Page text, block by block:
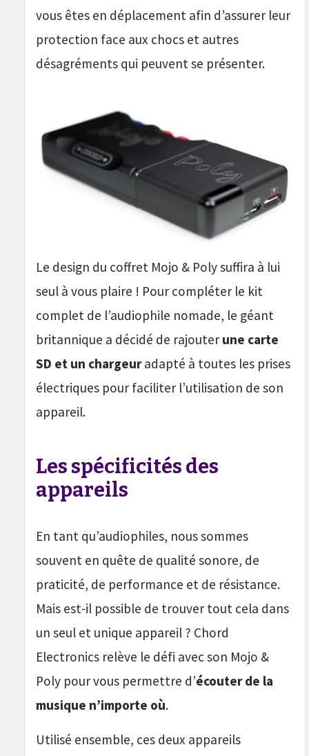
vous êtes en déplacement afin d’assurer leur
protection face aux chocs et autres
désagréments qui peuvent se présenter.
Le design du coffret Mojo & Poly suffira à lui
seul à vous plaire ! Pour compléter le kit
complet de l’audiophile nomade, le géant
britannique a décidé de rajouter une carte
SD et un chargeuradapté à toutes les prises
électriques pour faciliter l’utilisation de son
appareil.
Les spécificités des
appareils
En tant qu’audiophiles, nous sommes
souvent en quête de qualité sonore, de
praticité, de performance et de résistance.
Mais est-il possible de trouver tout cela dans
un seul et unique appareil ? Chord
Electronics relève le défi avec son Mojo &
Poly pour vous permettre d’écouter de la
musique n’importe où.
Utilisé ensemble, ces deux appareils